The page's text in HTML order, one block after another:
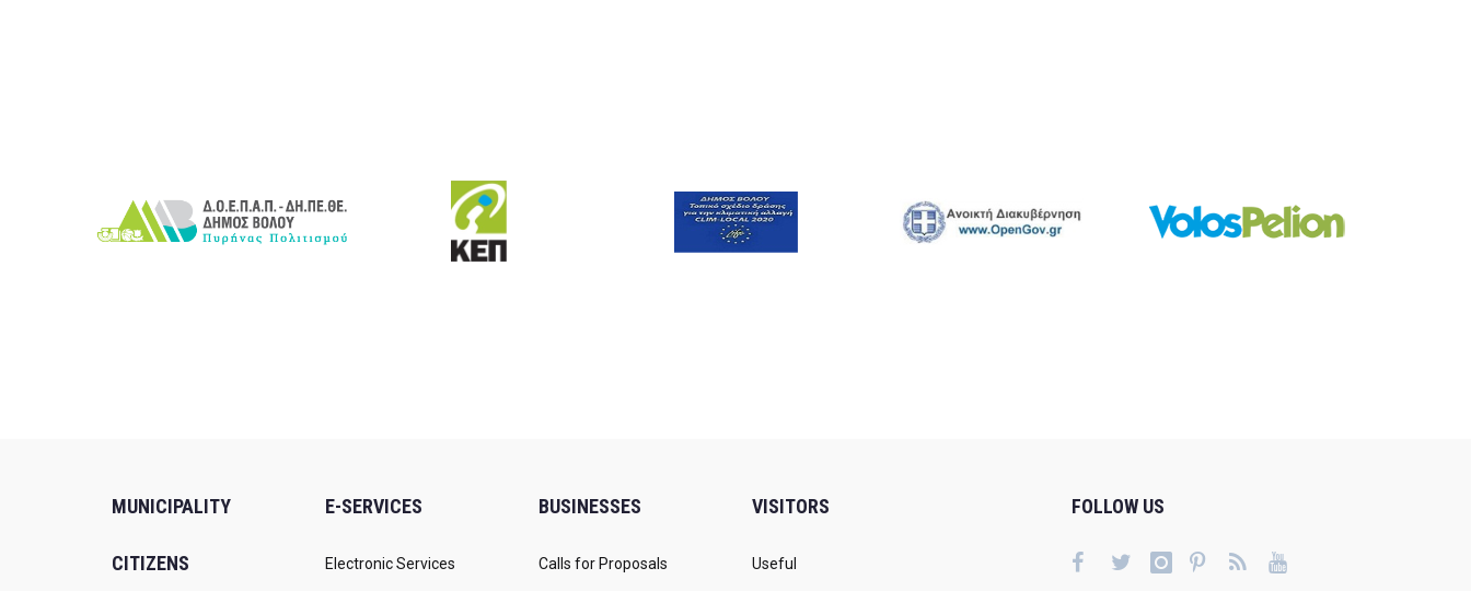
MUNICIPALITY
CITIZENS
E-SERVICES
Electronic Services
BUSINESSES
Calls for Proposals
VISITORS
Useful
FOLLOW US